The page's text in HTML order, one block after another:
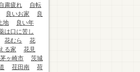
粛疲れ
自転
良いお家
良
地
良い年
は口に苦し
花むら
花
る家
花見
茅ヶ崎市
茨城
荏田南
荷